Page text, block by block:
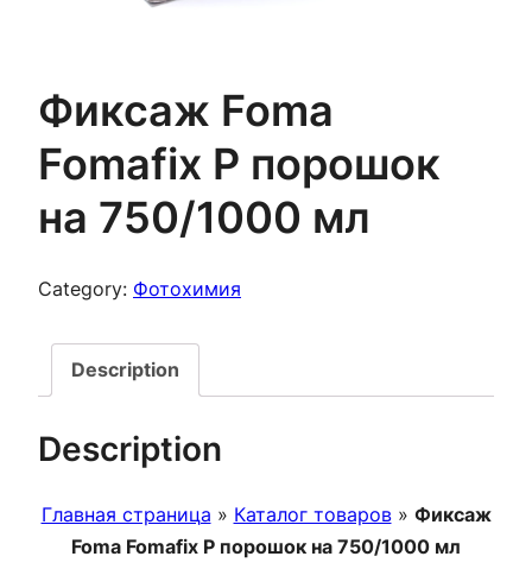
Фиксаж Foma
Fomafix P порошок
на 750/1000 мл
Category: Фотохимия
Description
Description
Главная страница » Каталог товаров» Фиксаж
Foma Fomafix P порошок на 750/1000 мл